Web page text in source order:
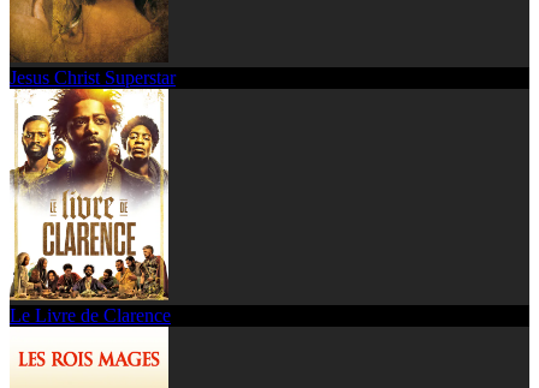
Jesus Christ Superstar
Le Livre de Clarence